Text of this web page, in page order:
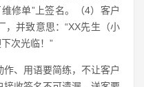
修单”上签名。（4）客户
，并致意思：“XX先生（小
次光临！”
、用语要简练，不让客户